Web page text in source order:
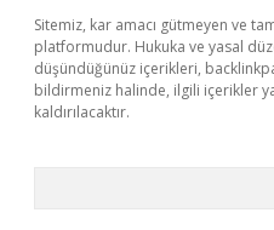
Sitemiz, kar amacı gütmeyen ve
platformudur. Hukuka ve yasal
düşündüğünüz içerikleri,
bildirmeniz halinde, ilgili içerikler
kaldırılacaktır.